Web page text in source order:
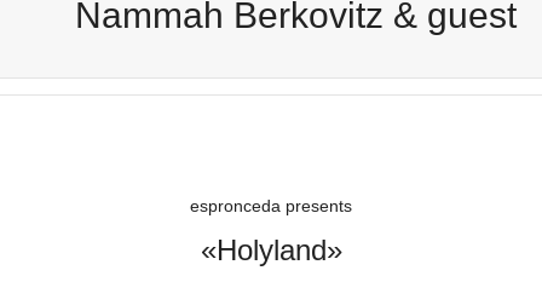
Nammah Berkovitz & guest
espronceda presents
«Holyland»